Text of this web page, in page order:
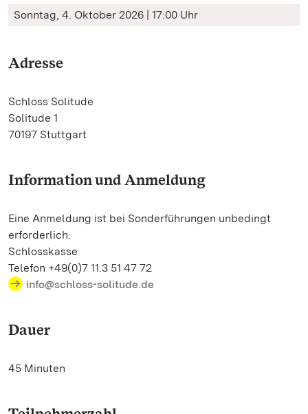
Sonntag, 4. Oktober 2026 | 17:00 Uhr
Adresse
Schloss Solitude
Solitude 1
70197 Stuttgart
Information und Anmeldung
Eine Anmeldung ist bei Sonderführungen unbedingt
erforderlich:
Schlosskasse
Telefon +49(0)7 11.3 51 47 72
info@schloss-solitude.de
Dauer
45 Minuten